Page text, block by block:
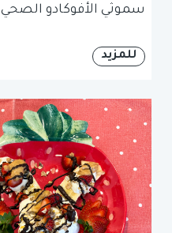
سموثي الأفوكادو الصحي
للمزيد